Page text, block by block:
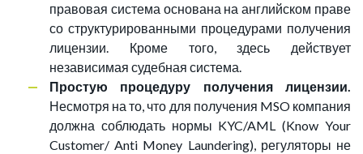
правовая система основана на английском праве
со структурированными процедурами получения
лицензии. Кроме того, здесь действует
независимая судебная система.
Простую процедуру получения лицензии.
Несмотря на то, что для получения MSO компания
должна соблюдать нормы KYC/AML (Know Your
Customer/ Anti Money Laundering), регуляторы не